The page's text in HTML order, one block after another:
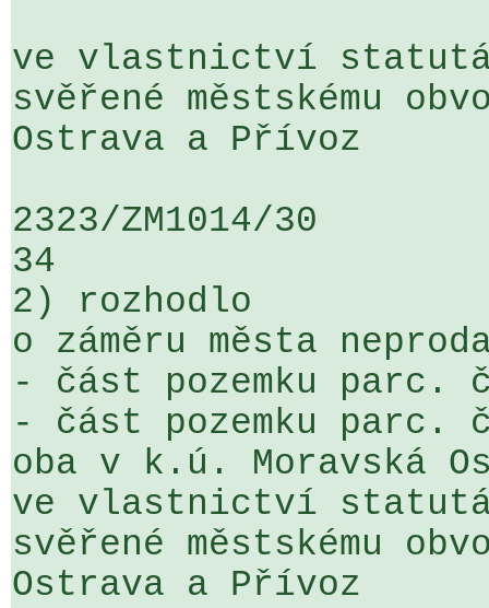
ve vlastnictví
svěřené městskému
Ostrava a Přívoz
2323/ZM1014/30
34
2) rozhodlo
o záměru města
- část pozemku parc.
- část pozemku parc.
oba v k.ú. Moravská
ve vlastnictví
svěřené městskému
Ostrava a Přívoz